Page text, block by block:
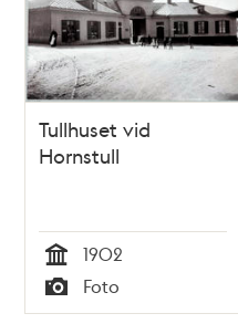
Tullhuset vid
Hornstull
Tid
1902
Typ
Foto